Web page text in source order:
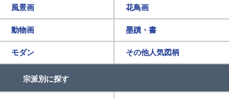
風景画 花鳥画
動物画 墨蹟・書
モダン その他人気図柄
宗派別に探す